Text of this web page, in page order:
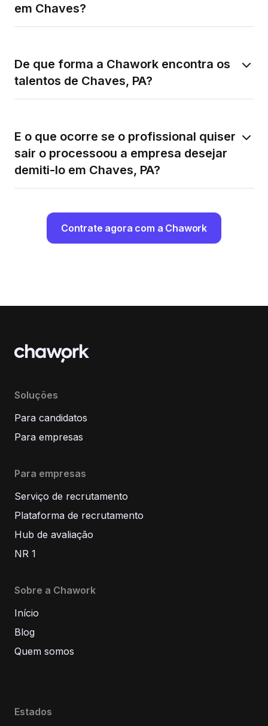
em Chaves?
De que forma a Chawork encontra os
talentos de Chaves, PA?
E o que ocorre se o profissional quiser
sair o processoou a empresa desejar
demiti-lo em Chaves, PA?
Contrate agora com a Chawork
Soluções
Para candidatos
Para empresas
Para empresas
Serviço de recrutamento
Plataforma de recrutamento
Hub de avaliação
NR 1
Sobre a Chawork
Início
Blog
Quem somos
Estados